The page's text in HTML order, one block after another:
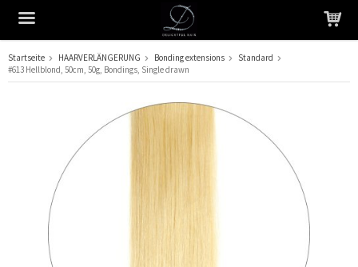
Das Produkt wurde in Ihren Warenkorb gelegt
Startseite HAARVERLÄNGERUNG Bonding extensions
Standard
#613 Hellblond, 50cm, 50g, Bondings, Single drawn